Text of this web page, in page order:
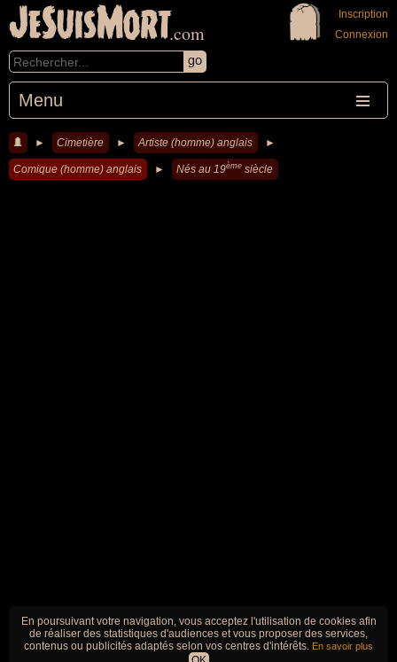
JeSuisMort.com
Menu
Inscription
Connexion
► Cimetière ► Artiste (homme) anglais ►
Comique (homme) anglais ► Nés au 19ème siècle
En poursuivant votre navigation, vous acceptez l'utilisation de cookies afin
de réaliser des statistiques d'audiences et vous proposer des services,
contenus ou publicités adaptés selon vos centres d'intérêts. En savoir plus